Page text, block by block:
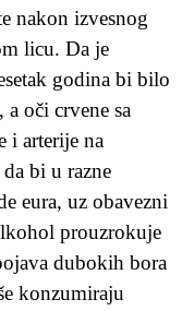
nakon izvesnog
licu. Da je
godina bi bilo
oči crvene sa
i arterije na
bi u razne
eura, uz obavezni
prouzrokuje
dubokih bora
konzumiraju